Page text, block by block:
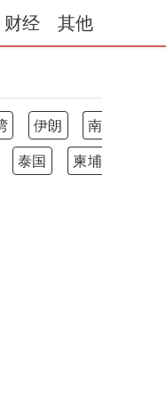
财经 其他
伊朗
南
泰国
柬埔